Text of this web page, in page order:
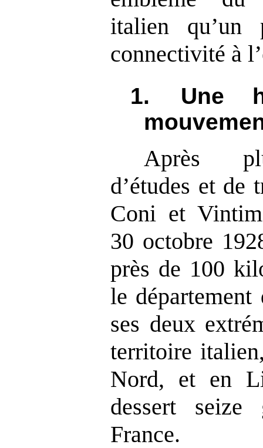
italien qu’un
connectivité à
1.
Une
Après
d’études et de
Coni et
30 octobre
près de 100
le
ses deux
territoire
Nord, et en
dessert
France.